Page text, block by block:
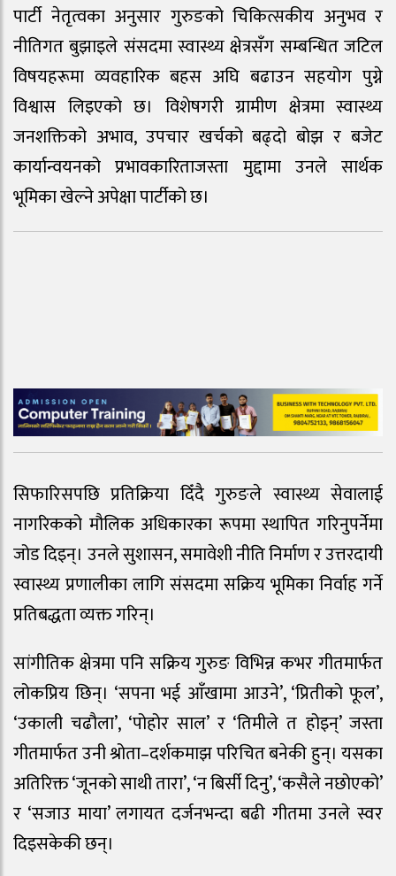
पार्टी नेतृत्वका अनुसार गुरुङको चिकित्सकीय अनुभव र
नीतिगत बुझाइले संसदमा स्वास्थ्य क्षेत्रसँग सम्बन्धित जटिल
विषयहरूमा व्यवहारिक बहस अघि बढाउन सहयोग पुग्ने
विश्वास लिइएको छ। विशेषगरी ग्रामीण क्षेत्रमा स्वास्थ्य
जनशक्तिको अभाव, उपचार खर्चको बढ्दो बोझ र बजेट
कार्यान्वयनको प्रभावकारिताजस्ता मुद्दामा उनले सार्थक
भूमिका खेल्ने अपेक्षा पार्टीको छ।
सिफारिसपछि प्रतिक्रिया दिँदै गुरुङले स्वास्थ्य सेवालाई
नागरिकको मौलिक अधिकारका रूपमा स्थापित गरिनुपर्नेमा
जोड दिइन्। उनले सुशासन, समावेशी नीति निर्माण र उत्तरदायी
स्वास्थ्य प्रणालीका लागि संसदमा सक्रिय भूमिका निर्वाह गर्ने
प्रतिबद्धता व्यक्त गरिन्।
सांगीतिक क्षेत्रमा पनि सक्रिय गुरुङ विभिन्न कभर गीतमार्फत
लोकप्रिय छिन्। ‘सपना भई आँखामा आउने’, ‘प्रितीको फूल’,
‘उकाली चढौला’, ‘पोहोर साल’ र ‘तिमीले त होइन्’ जस्ता
गीतमार्फत उनी श्रोता–दर्शकमाझ परिचित बनेकी हुन्। यसका
अतिरिक्त ‘जूनको साथी तारा’, ‘न बिर्सी दिनु’, ‘कसैले नछोएको’
र ‘सजाउ माया’ लगायत दर्जनभन्दा बढी गीतमा उनले स्वर
दिइसकेकी छन्।